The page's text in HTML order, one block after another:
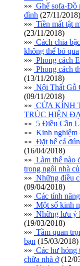
»» Ghế sofa-Đồ
đình (27/11/2018)
»» Tiền mất tật
(23/11/2018)
»» Cách chia
không thể bỏ qua
»» Phong cách
»» Phong cách
(13/11/2018)
»» Nội Thất Gỗ
(09/11/2018)
»» CỬA KÍNH
TRÚC HIỆN
»» 5 Điều Cần
»» Kinh nghiệm
»» Đặt bể cá
(16/04/2018)
»» Làm thế nào
trong ngôi nhà
»» Những điều
(09/04/2018)
»» Các tính
»» Một số kinh
»» Những lưu ý
(19/03/2018)
»» Tầm quan
bạn (15/03/2018)
»» Các hư hỏng
chữa nhà ở(12/